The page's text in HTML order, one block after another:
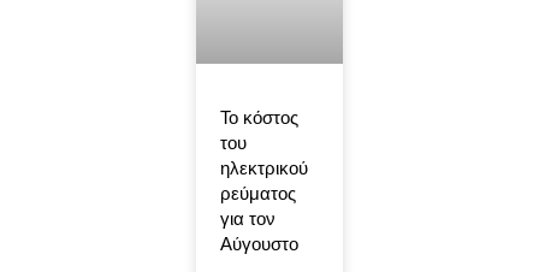
Το κόστος
του
ηλεκτρικού
ρεύματος
για τον
Αύγουστο